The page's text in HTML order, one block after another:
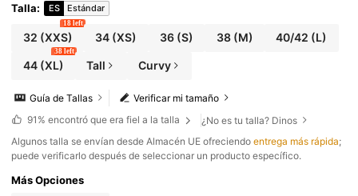
Talla: ES Estándar
32 (XXS)
18 left
34 (XS) 36(S) 38(M) 40/42 (L)
44(XL)
38 left
Tall Curvy
Verificar mi tamaño
Guía de Tallas
91% encontró que era fiel a la talla
¿No es tu talla? Dinos
​Algunos talla se envían desde Almacén UE ofreciendoentrega más rápida;
puede verificarlo después de seleccionar un producto específico.
Más Opciones